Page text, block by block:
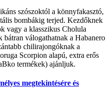
szószoktól a könnyfakasztó,
bombákig terjed. Kezdőknek
vagy a klasszikus Cholula
válogathatnak a Habanero
chilirajongóknak a
Scorpion alapú, extra erős
termékek) ajánljuk.
megtekintésére és